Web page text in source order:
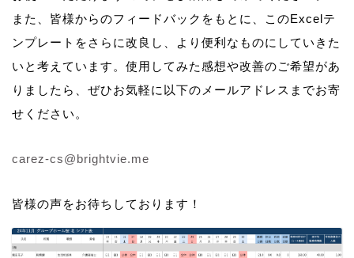
また、皆様からのフィードバックをもとに、このExcelテ
ンプレートをさらに改良し、より便利なものにしていきた
いと考えています。使用してみた感想や改善のご希望があ
りましたら、ぜひお気軽に以下のメールアドレスまでお寄
せください。
carez-cs@brightvie.me
皆様の声をお待ちしております！